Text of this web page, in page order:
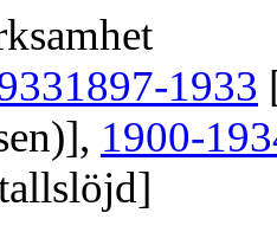
1897-1933
1900-